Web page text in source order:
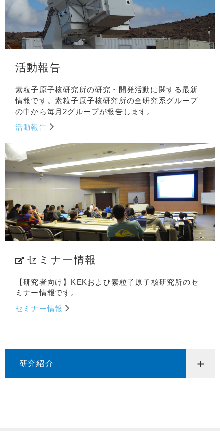
研究紹介
活動報告
素粒子原子核研究所の研究・開発活動に関する最新
情報です。素粒子原子核研究所の全研究系グループ
の中から毎月2グループが報告します。
活動報告
セミナー情報
【研究者向け】KEKおよび素粒子原子核研究所のセ
ミナー情報です。
セミナー情報